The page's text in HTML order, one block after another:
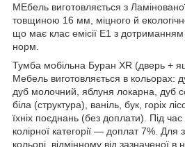
МЕбель виготовляється з
товщиною 16 мм, міцного й
що має клас емісії Е1 з дотриманням
норм.
Тумба мобільна Буран XR (дверь +
Мебель виготовляється в кольорах:
дуб молочний, яблуня локарна, дуб
біла (структура), ваніль, бук, горіх
їхніх поєднань (без доплати). Під
колірної категорії — доплат 7%.
кольорі, відмінному від зазначеної в